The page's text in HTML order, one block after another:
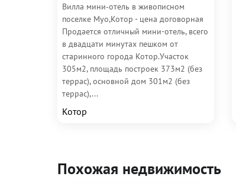
Вилла мини‑отель в живописном
поселке Муо,Котор - цена договорная
Продается отличный мини-отель, всего
в двадцати минутах пешком от
старинного города Котор.Участок
305м2, площадь построек 373м2 (без
террас), основной дом 301м2 (без
террас),...
Котор
Похожая недвижимость